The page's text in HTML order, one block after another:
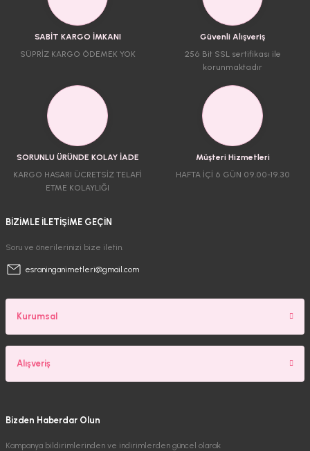
SABİT KARGO İMKANI
SÜPRİZ KARGO ÖDEMEK YOK
Güvenli Alışveriş
256 Bit SSL sertifikası ile
korunmaktadır
SORUNLU ÜRÜNDE KOLAY İADE
KARGO HASARI ÜCRETSİZ TELAFİ
ETME KOLAYLIĞI
Müşteri Hizmetleri
HAFTA İÇİ 6 GÜN 09.00-19.30
BİZİMLE İLETİŞİME GEÇİN
Soru ve önerilerinizi bize iletin.
esraninganimetleri@gmail.com
Kurumsal
Alışveriş
Bizden Haberdar Olun
Kampanya bildirimlerinden ve indirimlerden güncel olarak